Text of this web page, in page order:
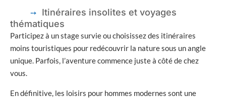
Itinéraires insolites et voyages
thématiques
Participez à un stage survie ou choisissez des itinéraires
moins touristiques pour redécouvrir la nature sous un angle
unique. Parfois, l’aventure commence juste à côté de chez
vous.
En définitive, les loisirs pour hommes modernes sont une